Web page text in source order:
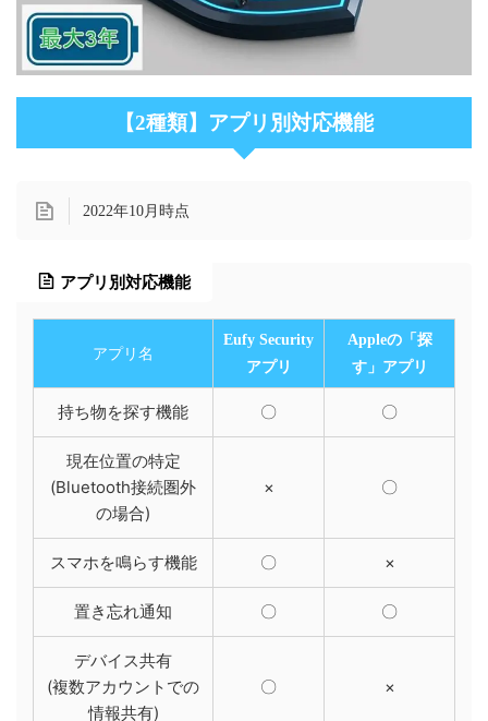
【2種類】アプリ別対応機能
2022年10月時点
アプリ別対応機能
アプリ名
Eufy Security
アプリ
Appleの「探
す」アプリ
持ち物を探す機能 〇 〇
現在位置の特定
(Bluetooth接続圏外
の場合)
× 〇
スマホを鳴らす機能 〇 ×
置き忘れ通知 〇 〇
デバイス共有
(複数アカウントでの
情報共有)
〇 ×